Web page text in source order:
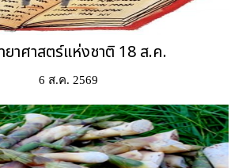
าศาสตร์แห่งชาติ 18 ส.ค.
6 ส.ค. 2569